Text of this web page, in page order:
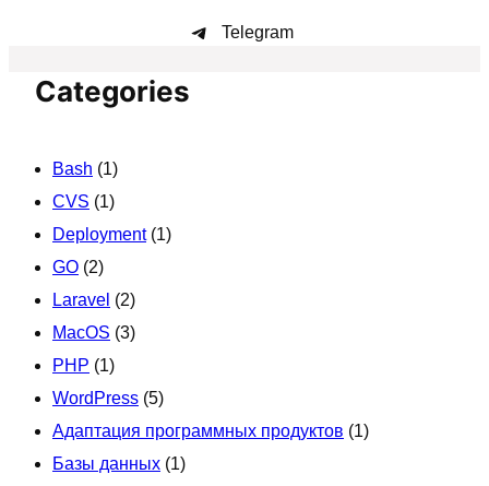
Telegram
Categories
Bash (1)
CVS (1)
Deployment(1)
GO (2)
Laravel (2)
MacOS (3)
PHP (1)
WordPress (5)
Адаптация программных продуктов (1)
Базы данных (1)